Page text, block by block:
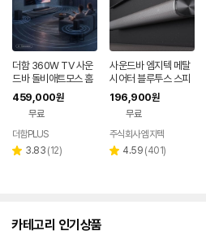
더함 360W TV 사운
드바 돌비애트모스 홈
시어터 블루투스 스피
커 5.1.2채널
459,000원
무료
페이
더함PLUS
별 3.83 리
(12)
사운드바 엠지텍 메탈
시어터 블루투스 스피
커 TV 홈시어터 300
W 6채널
196,900원
무료
주식회사 엠지텍
별 4.59 리
(401)
카테고리 인기상품